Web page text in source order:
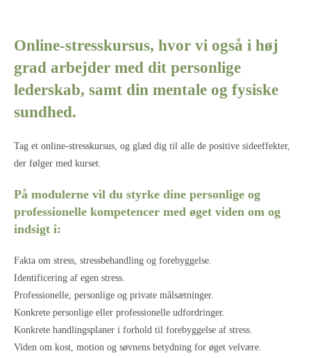
Online-stresskursus, hvor vi også i høj
grad arbejder med dit personlige
lederskab, samt din mentale og fysiske
sundhed.
Tag et online-stresskursus, og glæd dig til alle de positive sideeffekter,
der følger med kurset.
På modulerne vil du styrke dine personlige og
professionelle kompetencer med øget viden om og
indsigt i:
Fakta om stress, stressbehandling og forebyggelse.
Identificering af egen stress.
Professionelle, personlige og private målsætninger.
Konkrete personlige eller professionelle udfordringer.
Konkrete handlingsplaner i forhold til forebyggelse af stress.
Viden om kost, motion og søvnens betydning for øget velvære.